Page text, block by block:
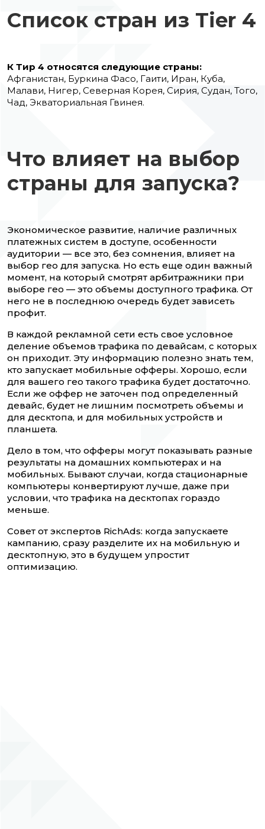
Список стран из Tier 4
К Тир 4 относятся следующие страны:
Афганистан, Буркина Фасо, Гаити, Иран, Куба,
Малави, Нигер, Северная Корея, Сирия, Судан, Того,
Чад, Экваториальная Гвинея.
Что влияет на выбор
страны для запуска?
Экономическое развитие, наличие различных
платежных систем в доступе, особенности
аудитории — все это, без сомнения, влияет на
выбор гео для запуска. Но есть еще один важный
момент, на который смотрят арбитражники при
выборе гео — это объемы доступного трафика. От
него не в последнюю очередь будет зависеть
профит.
В каждой рекламной сети есть свое условное
деление объемов трафика по девайсам, с которых
он приходит. Эту информацию полезно знать тем,
кто запускает мобильные офферы. Хорошо, если
для вашего гео такого трафика будет достаточно.
Если же оффер не заточен под определенный
девайс, будет не лишним посмотреть объемы и
для десктопа, и для мобильных устройств и
планшета.
Дело в том, что офферы могут показывать разные
результаты на домашних компьютерах и на
мобильных. Бывают случаи, когда стационарные
компьютеры конвертируют лучше, даже при
условии, что трафика на десктопах гораздо
меньше.
Совет от экспертов RichAds: когда запускаете
кампанию, сразу разделите их на мобильную и
десктопную, это в будущем упростит
оптимизацию.